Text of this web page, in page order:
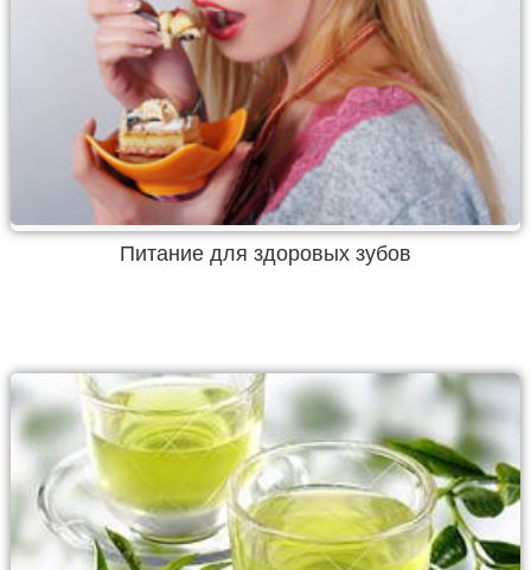
Питание для здоровых зубов